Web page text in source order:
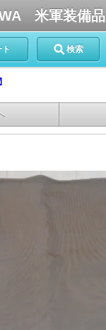
米軍装備品
検索